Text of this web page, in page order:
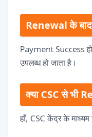
Renewal के बाद
Payment Success
उपलब्ध हो जाता है।
क्या CSC से भी
हाँ, CSC केंद्र के